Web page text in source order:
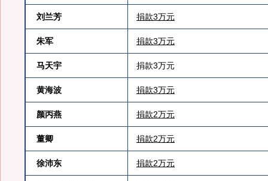
刘兰芳 捐款3万元
朱军 捐款3万元
马天宇 捐款3万元
黄海波 捐款3万元
颜丙燕 捐款2万元
董卿 捐款2万元
徐沛东 捐款2万元